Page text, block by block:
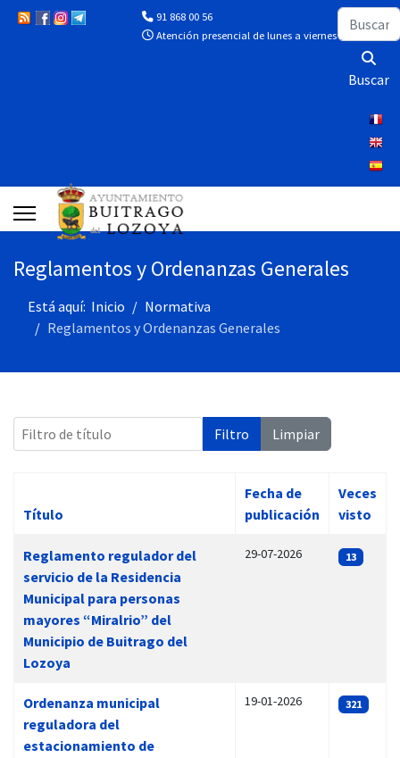
91 868 00 56
Atención presencial de lunes a viernes de 10:00 a
Buscar
Buscar
Reglamentos y Ordenanzas Generales
Está aquí: Inicio
Normativa
Reglamentos y Ordenanzas Generales
Filtro de título Filtro Limpiar
Título
Fecha de
publicación
Veces
visto
Reglamento regulador del
servicio de la Residencia
Municipal para personas
mayores “Miralrio” del
Municipio de Buitrago del
Lozoya
29-07-2026 13
Ordenanza municipal
reguladora del
estacionamiento de
19-01-2026 321